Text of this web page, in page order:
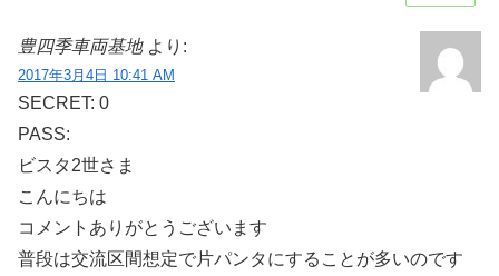
豊四季車両基地 より:
2017年3月4日 10:41 AM
SECRET: 0
PASS:
ビスタ2世さま
こんにちは
コメントありがとうございます
普段は交流区間想定で片パンタにすることが多いのです